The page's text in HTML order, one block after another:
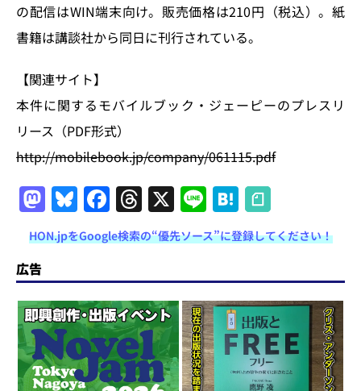
の配信はWIN端末向け。販売価格は210円（税込）。紙
書籍は講談社から同日に刊行されている。
【関連サイト】
本件に関するモバイルブック・ジェーピーのプレスリ
リース（PDF形式）
http://mobilebook.jp/company/061115.pdf
M
a
st
o
d
o
n
Bl
u
e
s
k
y
F
a
c
e
b
o
o
k
T
h
re
a
d
s
X Li
n
e
H
at
e
n
a
HON.jpをGoogle検索の“優先ソース”に登録してください！
広告